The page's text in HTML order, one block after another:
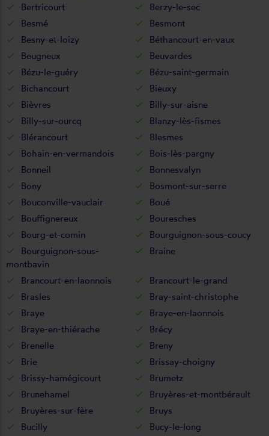
Bertricourt
Berzy-le-sec
Besmé
Besmont
Besny-et-loizy
Béthancourt-en-vaux
Beugneux
Beuvardes
Bézu-le-guéry
Bézu-saint-germain
Bichancourt
Bieuxy
Bièvres
Billy-sur-aisne
Billy-sur-ourcq
Blanzy-lès-fismes
Blérancourt
Blesmes
Bohain-en-vermandois
Bois-lès-pargny
Bonneil
Bonnesvalyn
Bony
Bosmont-sur-serre
Bouconville-vauclair
Boué
Bouffignereux
Bouresches
Bourg-et-comin
Bourguignon-sous-coucy
Bourguignon-sous-
montbavin
Braine
Brancourt-en-laonnois
Brancourt-le-grand
Brasles
Bray-saint-christophe
Braye
Braye-en-laonnois
Braye-en-thiérache
Brécy
Brenelle
Breny
Brie
Brissay-choigny
Brissy-hamégicourt
Brumetz
Brunehamel
Bruyères-et-montbérault
Bruyères-sur-fère
Bruys
Bucilly
Bucy-le-long